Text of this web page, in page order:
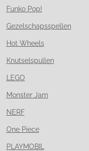
Funko Pop!
Gezelschapsspellen
Hot Wheels
Knutselspullen
LEGO
Monster Jam
NERF
One Piece
PLAYMOBIL